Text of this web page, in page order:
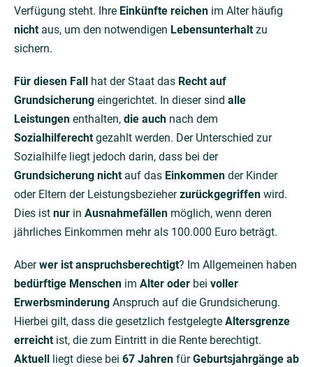
Verfügung steht. Ihre Einkünfte reichen im Alter häufig
nichtaus, um den notwendigen Lebensunterhaltzu
sichern.
Für diesen Fall hat der Staat das Recht auf
Grundsicherung eingerichtet. In dieser sind alle
Leistungen enthalten, die auch nach dem
Sozialhilferechtgezahlt werden. Der Unterschied zur
Sozialhilfe liegt jedoch darin, dass bei der
Grundsicherung nichtauf das Einkommen der Kinder
oder Eltern der Leistungsbezieherzurückgegriffen wird.
Dies ist nur in Ausnahmefällen möglich, wenn deren
jährliches Einkommen mehr als 100.000 Euro beträgt.
Aberwer ist anspruchsberechtigt? Im Allgemeinen haben
bedürftige Menschen im Alter oder bei voller
Erwerbsminderung Anspruch auf die Grundsicherung.
Hierbei gilt, dass die gesetzlich festgelegte Altersgrenze
erreichtist, die zum Eintritt in die Rente berechtigt.
Aktuell
liegt diese bei 67 Jahren fürGeburtsjahrgänge ab